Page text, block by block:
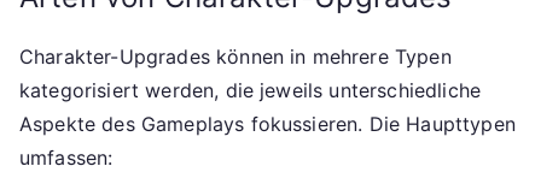
Charakter-Upgrades können in mehrere Typen
kategorisiert werden, die jeweils unterschiedliche
Aspekte des Gameplays fokussieren. Die Haupttypen
umfassen: